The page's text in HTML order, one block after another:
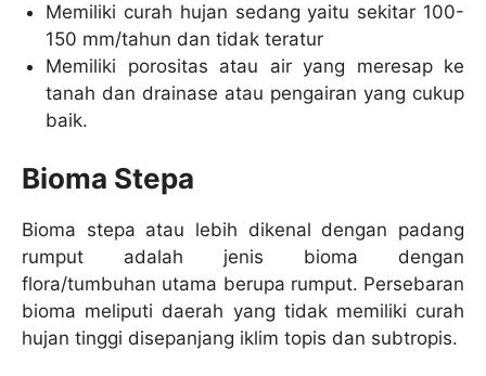
Memiliki curah hujan sedang yaitu sekitar 100-
150 mm/tahun dan tidak teratur
Memiliki porositas atau air yang meresap ke
tanah dan drainase atau pengairan yang cukup
baik.
Bioma Stepa
Bioma stepa atau lebih dikenal dengan padang
rumput adalah jenis bioma dengan
flora/tumbuhan utama berupa rumput. Persebaran
bioma meliputi daerah yang tidak memiliki curah
hujan tinggi disepanjang iklim topis dan subtropis.